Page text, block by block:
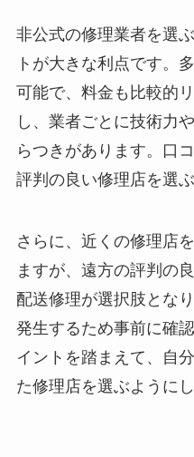
非公式の修理業者を選
トが大きな利点です。
可能で、料金も比較的
し、業者ごとに技術力
らつきがあります。口
評判の良い修理店を選
さらに、近くの修理店
ますが、遠方の評判の
配送修理が選択肢とな
発生するため事前に確
イントを踏まえて、自
た修理店を選ぶように